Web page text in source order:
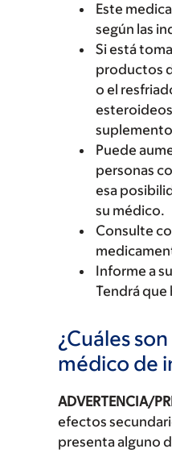
Este
según las
Si está
productos
o el
Puede
personas
esa
su médico.
Consulte
Informe a
Tendrá que
¿Cuáles
médico de
ADVERTENCIA/
efectos
presenta alguno